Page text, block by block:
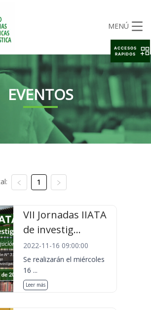
MENÚ
EVENTOS
1
VII Jornadas IIATA
de investig...
2022-11-16 09:00:00
Se realizarán el miércoles
16 ...
Leer más
ACCESOS
RAPIDOS